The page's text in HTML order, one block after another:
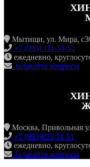
Мытищи, ул. Мира,
+7 (995) 111-51-51
ежедневно,
Задавайте вопросы
Москва, Привольная
+7 (993)635-51-51
ежедневно,
Задавайте вопросы